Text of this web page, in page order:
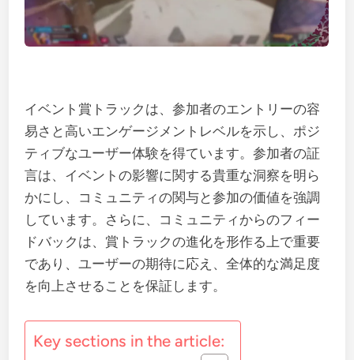
イベント賞トラックは、参加者のエントリーの容
易さと高いエンゲージメントレベルを示し、ポジ
ティブなユーザー体験を得ています。参加者の証
言は、イベントの影響に関する貴重な洞察を明ら
かにし、コミュニティの関与と参加の価値を強調
しています。さらに、コミュニティからのフィー
ドバックは、賞トラックの進化を形作る上で重要
であり、ユーザーの期待に応え、全体的な満足度
を向上させることを保証します。
Key sections in the article: